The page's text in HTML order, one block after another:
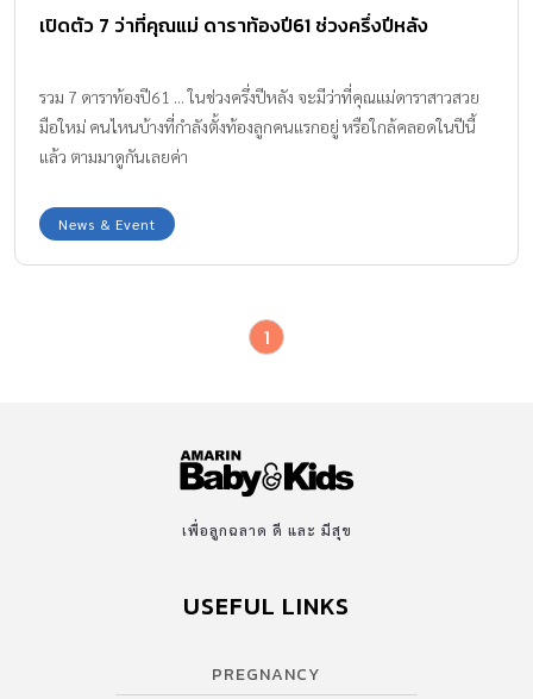
เปิดตัว 7 ว่าที่คุณแม่ ดาราท้องปี61 ช่วงครึ่งปีหลัง
รวม 7 ดาราท้องปี61 ... ในช่วงครึ่งปีหลัง จะมีว่าที่คุณแม่ดาราสาวสวย
มือใหม่ คนไหนบ้างที่กำลังตั้งท้องลูกคนแรกอยู่ หรือใกล้คลอดในปีนี้
แล้ว ตามมาดูกันเลยค่า
News & Event
1
เพื่อลูกฉลาด ดี และ มีสุข
USEFUL LINKS
PREGNANCY